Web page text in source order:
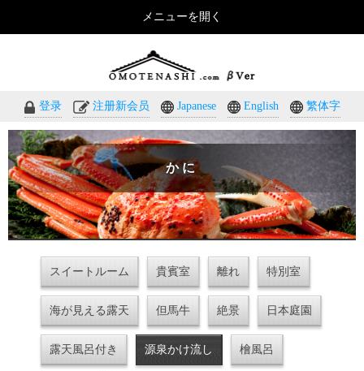
登录 注册新会员 Japanese English 繁体字
かに
スイートルーム 貴賓室 離れ 特別室
海が見える露天 但馬牛 絶景 日本庭園
露天風呂付き 源泉かけ流し 檜風呂
メニューを開く